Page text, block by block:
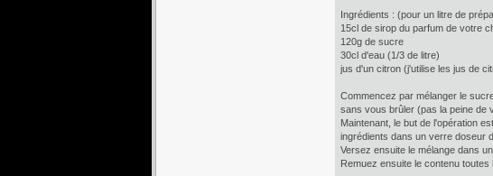
Ingrédients : (pour un litre de
15cl de sirop du parfum de votre
120g de sucre
30cl d'eau (1/3 de litre)
jus d'un citron (j'utilise les jus de
Commencez par mélanger le
sans vous brûler (pas la peine de
Maintenant, le but de l'opération
ingrédients dans un verre doseur
Versez ensuite le mélange dans
Remuez ensuite le contenu